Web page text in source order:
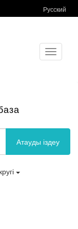
Русский
Toggle
Атауды іздеу